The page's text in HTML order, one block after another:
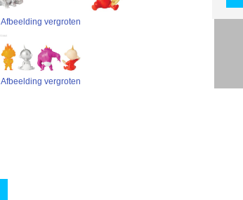
Afbeelding vergroten
Afbeelding vergroten